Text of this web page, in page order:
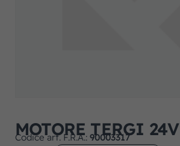
MOTORE TERGI 24V
Codice art. F.R.A.: 90003317